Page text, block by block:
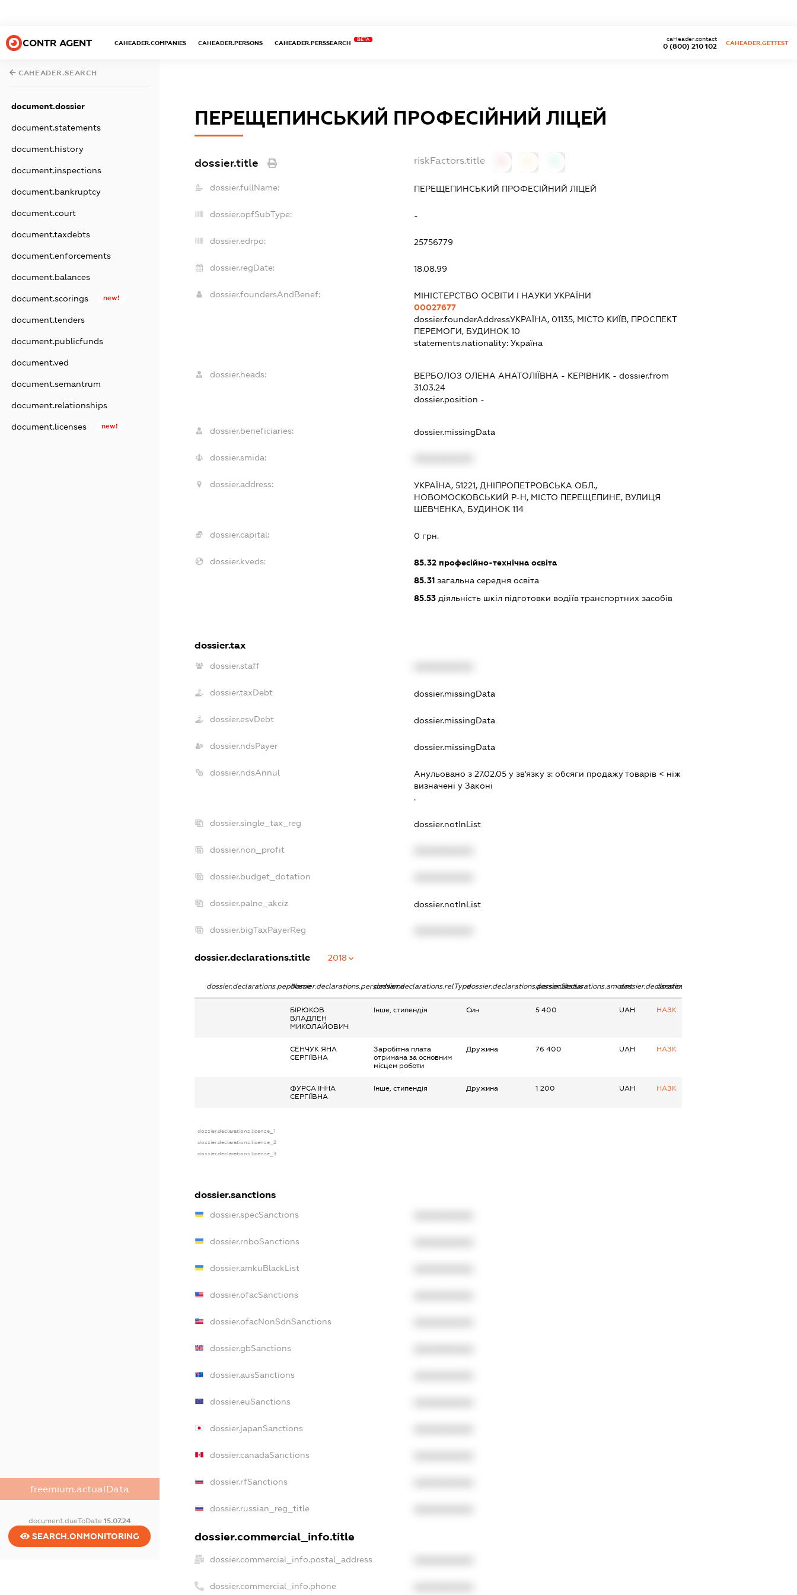
CONTR AGENT CAHEADER.COMPANIES CAHEADER.PERSONS CAHEADER.PERSSEARCH
BETA
0 (800) 210 102
caHeader.contact
CAHEADER.GETTEST
CAHEADER.SEARCH
document.dossier
document.statements
document.history
document.inspections
document.bankruptcy
document.court
document.taxdebts
document.enforcements
document.balances
document.scorings new!
document.tenders
document.publicfunds
document.ved
document.semantrum
document.relationships
document.licenses new!
freemium.actualData
document.dueToDate 15.07.24
SEARCH.ONMONITORING
ПЕРЕЩЕПИНСЬКИЙ ПРОФЕСІЙНИЙ ЛІЦЕЙ
dossier.title riskFactors.title
dossier.fullName: ПЕРЕЩЕПИНСЬКИЙ ПРОФЕСІЙНИЙ ЛІЦЕЙ
dossier.opfSubType: -
dossier.edrpo: 25756779
dossier.regDate: 18.08.99
dossier.foundersAndBenef:
МІНІСТЕРСТВО ОСВІТИ І НАУКИ УКРАЇНИ
00027677
dossier.founderAddressУКРАЇНА, 01135, МІСТО КИЇВ, ПРОСПЕКТ
ПЕРЕМОГИ, БУДИНОК 10
statements.nationality:Україна
dossier.heads: ВЕРБОЛОЗ ОЛЕНА АНАТОЛІЇВНА - КЕРІВНИК - dossier.from
31.03.24
dossier.position -
dossier.beneficiaries: dossier.missingData
dossier.smida:
dossier.address:
УКРАЇНА, 51221, ДНІПРОПЕТРОВСЬКА ОБЛ.,
НОВОМОСКОВСЬКИЙ Р-Н, МІСТО ПЕРЕЩЕПИНЕ, ВУЛИЦЯ
ШЕВЧЕНКА, БУДИНОК 114
dossier.capital: 0 грн.
dossier.kveds: 85.32 професійно-технічна освіта
85.31 загальна середня освіта
85.53 діяльність шкіл підготовки водіїв транспортних засобів
dossier.tax
dossier.staff
dossier.taxDebt dossier.missingData
dossier.esvDebt dossier.missingData
dossier.ndsPayer dossier.missingData
dossier.ndsAnnul Анульовано з 27.02.05 у зв'язку з:обсяги продажу товарiв < нiж
визначенi у Законi
.
dossier.single_tax_reg dossier.notInList
dossier.non_profit
dossier.budget_dotation
dossier.palne_akciz dossier.notInList
dossier.bigTaxPayerReg
dossier.declarations.title 2018
dossier.declarations.pepNamedossier.declarations.personNamedossier.declarations.relTypedossier.declarations.personStatusdossier.declarations.amountdossier.declarations.currency
dossier.declarations.source
БІРЮКОВ
ВЛАДЛЕН
МИКОЛАЙОВИЧ
Інше, стипендія Син 5 400 UAH НАЗК
СЕНЧУК ЯНА
СЕРГІЇВНА
Заробітна плата
отримана за основним
місцем роботи
Дружина 76 400 UAH НАЗК
ФУРСА ІННА
СЕРГІЇВНА
Інше, стипендія Дружина 1 200 UAH НАЗК
dossier.declarations.license_1
dossier.declarations.license_2
dossier.declarations.license_3
dossier.sanctions
dossier.specSanctions
dossier.rnboSanctions
dossier.amkuBlackList
dossier.ofacSanctions
dossier.ofacNonSdnSanctions
dossier.gbSanctions
dossier.ausSanctions
dossier.euSanctions
dossier.japanSanctions
dossier.canadaSanctions
dossier.rfSanctions
dossier.russian_reg_title
dossier.commercial_info.title
dossier.commercial_info.postal_address
dossier.commercial_info.phone